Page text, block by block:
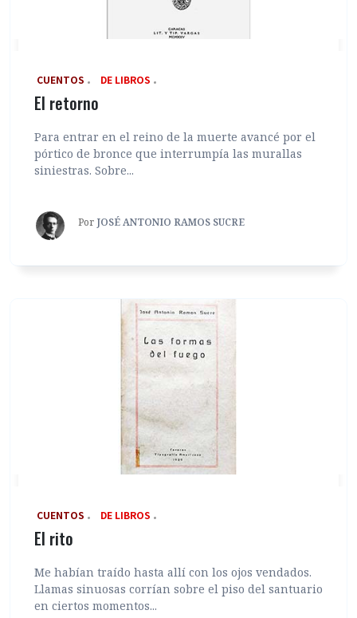
‎ CUENTOS DE LIBROS
El retorno
Para entrar en el reino de la muerte avancé por el
pórtico de bronce que interrumpía las murallas
siniestras. Sobre...
Por JOSÉ ANTONIO RAMOS SUCRE
‎ CUENTOS DE LIBROS
El rito
Me habían traído hasta allí con los ojos vendados.
Llamas sinuosas corrían sobre el piso del santuario
en ciertos momentos...